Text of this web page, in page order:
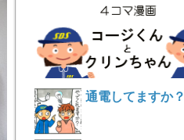
通電してますか？